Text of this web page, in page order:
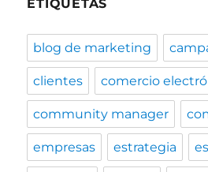
ETIQUETAS
blog de marketing
clientes comercio
community manager
empresas estrategia